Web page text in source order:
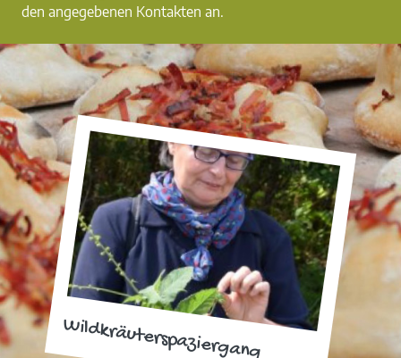
Wildkräuterspaziergang
den angegebenen Kontakten an.